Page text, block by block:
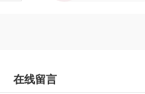
在线留言